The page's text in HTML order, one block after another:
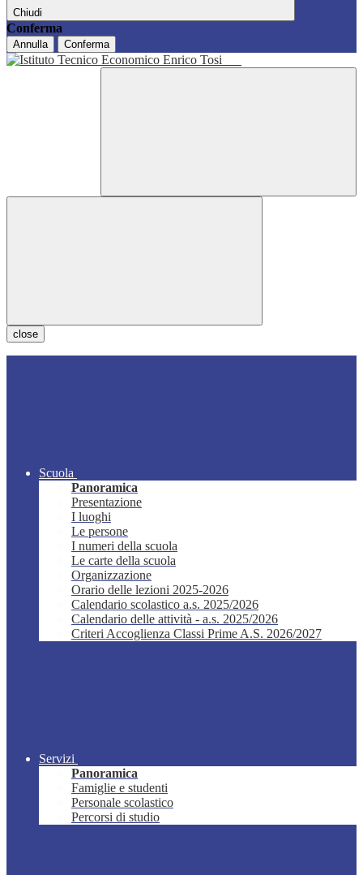
Chiudi
Conferma
Annulla Conferma
close
Scuola
Panoramica
Presentazione
I luoghi
Le persone
I numeri della scuola
Le carte della scuola
Organizzazione
Orario delle lezioni 2025-2026
Calendario scolastico a.s. 2025/2026
Calendario delle attività - a.s. 2025/2026
Criteri Accoglienza Classi Prime A.S. 2026/2027
Servizi
Panoramica
Famiglie e studenti
Personale scolastico
Percorsi di studio